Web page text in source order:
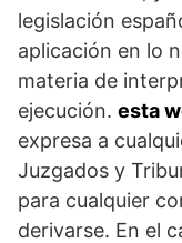
legislación
aplicación en lo
materia de
ejecución. esta
expresa a
Juzgados y
para cualquier
derivarse. En el